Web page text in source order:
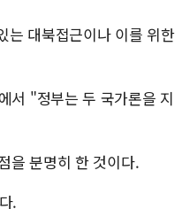
는 대북접근이나 이를 위한
서 "정부는 두 국가론을 지
을 분명히 한 것이다.
.